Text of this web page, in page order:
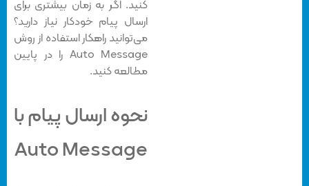
کنید. اگر به زمان بیشتری برای
ارسال پیام خودکار نیاز دارید؟
می‌توانید راهکار استفاده از روش
Auto Message را در پایین
مطالعه کنید.
نحوه ارسال پیام با
Auto Message